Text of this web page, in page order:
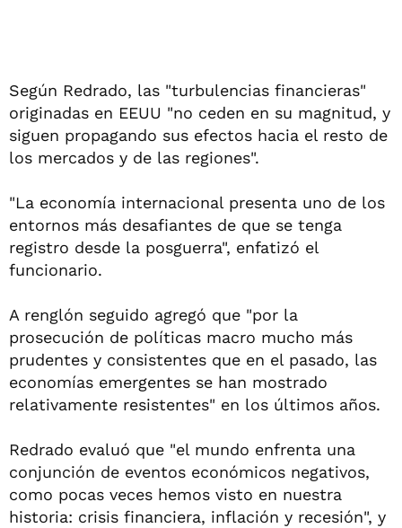
Según Redrado, las "turbulencias financieras"
originadas en EEUU "no ceden en su magnitud, y
siguen propagando sus efectos hacia el resto de
los mercados y de las regiones".
"La economía internacional presenta uno de los
entornos más desafiantes de que se tenga
registro desde la posguerra", enfatizó el
funcionario.
A renglón seguido agregó que "por la
prosecución de políticas macro mucho más
prudentes y consistentes que en el pasado, las
economías emergentes se han mostrado
relativamente resistentes" en los últimos años.
Redrado evaluó que "el mundo enfrenta una
conjunción de eventos económicos negativos,
como pocas veces hemos visto en nuestra
historia: crisis financiera, inflación y recesión", y